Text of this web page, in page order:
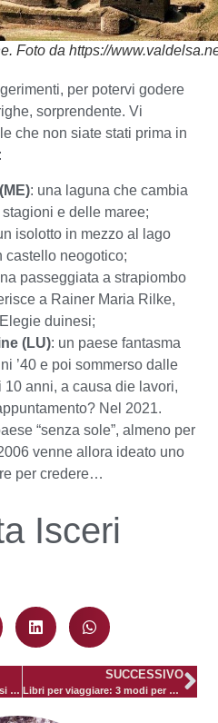
Foto da https://
per potervi godere
sorprendente. Vi
che non siate stati prima in
: una laguna che cambia
e delle maree;
isolotto in mezzo al lago
castello neogotico;
passeggiata a strapiombo
a Rainer Maria Rilke,
duinesi;
(LU): un paese fantasma
’40 e poi sommerso dalle
anni, a causa die lavori,
Nel 2021.
“senza sole”, almeno per
venne allora ideato uno
per credere…
Isceri
Roma insolita: 7 luoghi diversi tutti da scoprire
SUCCESSIVO
Libri per viaggiare: 3 modi per andare in India